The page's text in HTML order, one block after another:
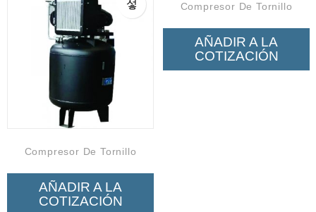
Compresor De Tornillo
AÑADIR A LA
COTIZACIÓN
Compresor De Tornillo
AÑADIR A LA
COTIZACIÓN